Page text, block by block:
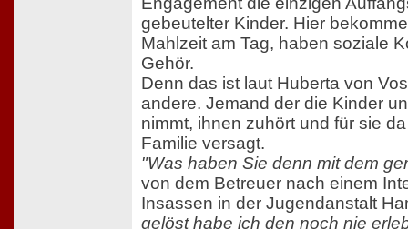
gebeutelter Kinder. Hier
Mahlzeit am Tag, haben soziale
Gehör.
Denn das ist laut Huberta von
andere. Jemand der die Kinder
nimmt, ihnen zuhört und für sie
Familie versagt.
"Was haben Sie denn mit dem
von dem Betreuer nach einem
Insassen in der Jugendanstalt
gelöst habe ich den noch nie